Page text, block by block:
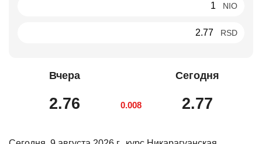
NIO
RSD
Вчера
2.76 0.008
Сегодня
2.77